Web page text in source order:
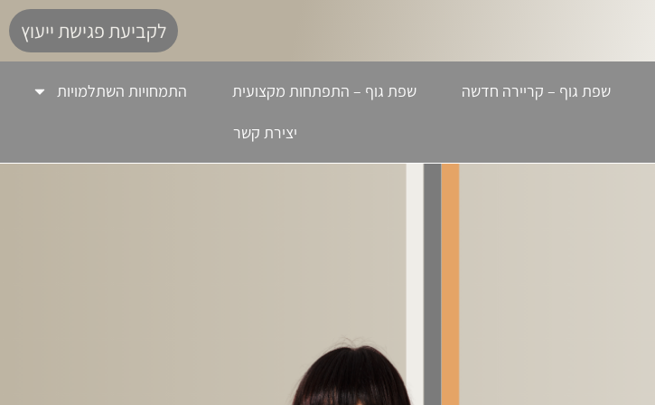
לקביעת פגישת ייעוץ
שפת גוף – קריירה חדשה שפת גוף – התפתחות מקצועית
התמחויות השתלמויות
יצירת קשר